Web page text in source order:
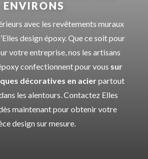
ENVIRONS
avec les revêtements muraux
Elles design époxy. Que ce soit pour
votre entreprise,nos les artisans
confectionnent pour vous sur
décoratives en acierpartout
les alentours.Contactez Elles
maintenant pour obtenir votre
design sur mesure.